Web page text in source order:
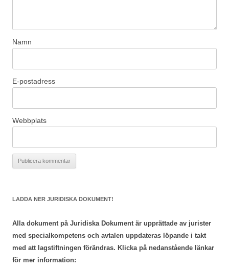
Namn
E-postadress
Webbplats
LADDA NER JURIDISKA DOKUMENT!
Alla dokument på Juridiska Dokument är upprättade av jurister
med specialkompetens och avtalen uppdateras löpande i takt
med att lagstiftningen förändras. Klicka på nedanstående länkar
för mer information: